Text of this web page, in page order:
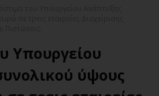
Υπουργείου
ύψους